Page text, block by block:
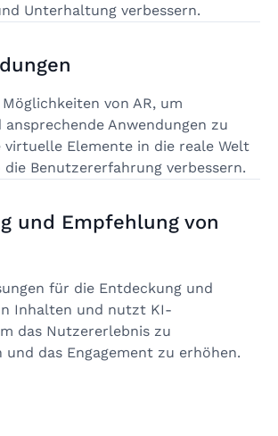
Unterhaltung verbessern.
von AR, um
Anwendungen zu
virtuelle Elemente in die reale Welt
Benutzererfahrung verbessern.
und Empfehlung von
für die Entdeckung und
Inhalten und nutzt KI-
das Nutzererlebnis zu
und das Engagement zu erhöhen.